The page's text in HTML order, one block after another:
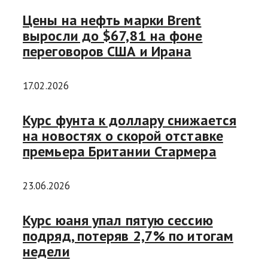
Цены на нефть марки Brent
выросли до $67,81 на фоне
переговоров США и Ирана
17.02.2026
Курс фунта к доллару снижается
на новостях о скорой отставке
премьера Британии Стармера
23.06.2026
Курс юаня упал пятую сессию
подряд, потеряв 2,7% по итогам
недели